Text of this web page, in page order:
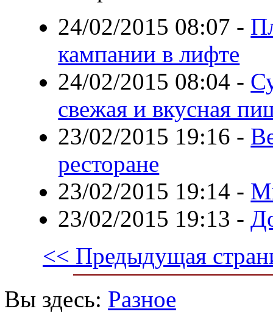
24/02/2015 08:07 -
кампании в лифте
24/02/2015 08:04 -
свежая и вкусная
23/02/2015 19:16 -
ресторане
23/02/2015 19:14 -
23/02/2015 19:13 -
<< Предыдущая
Вы здесь: Разное